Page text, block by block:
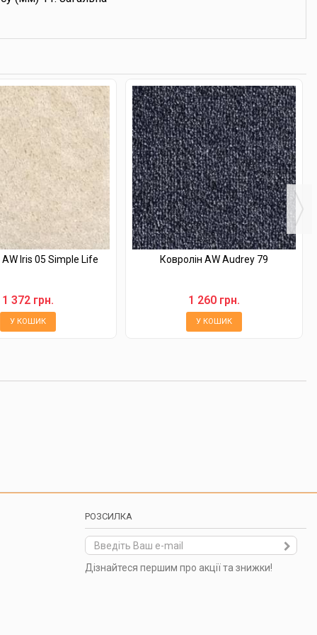
AW Iris 05 Simple Life
1 372 грн.
У КОШИК
Ковролін AW Audrey 79
1 260 грн.
У КОШИК
РОЗСИЛКА
Дізнайтеся першим про акції та знижки!